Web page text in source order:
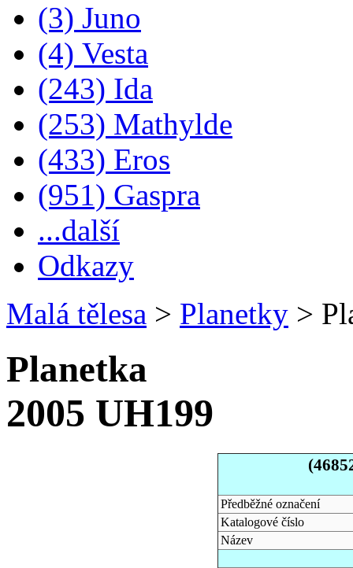
(3) Juno
(4) Vesta
(243) Ida
(253) Mathylde
(433) Eros
(951) Gaspra
...další
Odkazy
Malá tělesa > Planetky >
Planetka
2005 UH199
Předběžné označení
Katalogové číslo
Název